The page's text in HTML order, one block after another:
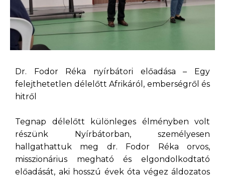
Dr. Fodor Réka nyírbátori előadása – Egy
felejthetetlen délelőtt Afrikáról, emberségről és
hitről
Tegnap délelőtt különleges élményben volt
részünk Nyírbátorban, személyesen
hallgathattuk meg dr. Fodor Réka orvos,
misszionárius megható és elgondolkodtató
előadását, aki hosszú évek óta végez áldozatos